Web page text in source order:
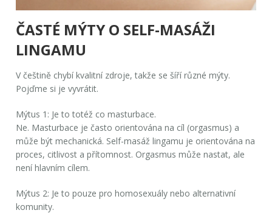
ČASTÉ MÝTY O SELF-MASÁŽI
LINGAMU
V češtině chybí kvalitní zdroje, takže se šíří různé mýty.
Pojďme si je vyvrátit.
Mýtus 1: Je to totéž co masturbace.
Ne. Masturbace je často orientována na cíl (orgasmus) a
může být mechanická. Self-masáž lingamu je orientována na
proces, citlivost a přítomnost. Orgasmus může nastat, ale
není hlavním cílem.
Mýtus 2: Je to pouze pro homosexuály nebo alternativní
komunity.